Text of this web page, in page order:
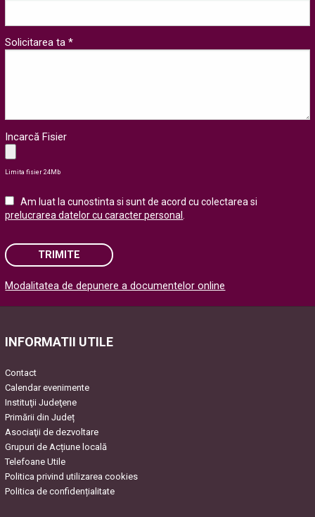
Solicitarea ta *
Incarcă Fisier
Limita fisier 24Mb
Am luat la cunostinta si sunt de acord cu colectarea si
prelucrarea datelor cu caracter personal
TRIMITE
Please leave this field empty.
Modalitatea de depunere a documentelor online
INFORMATII UTILE
Contact
Calendar evenimente
Instituţii Judeţene
Primării din Județ
Asociaţii de dezvoltare
Grupuri de Acțiune locală
Telefoane Utile
Politica privind utilizarea cookies
Politica de confidențialitate